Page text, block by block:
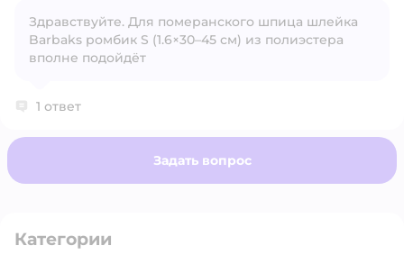
Открыть вопрос
Здравствуйте. Для померанского шпица шлейка
Barbaks ромбик S (1.6×30–45 см) из полиэстера
вполне подойдёт
1 ответ
Задать вопрос
Категории